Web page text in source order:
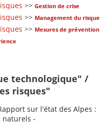
>> Gestion de crise
>> Management du risque
>> Mesures de prévention
technologique" /
risques"
sur l'état des Alpes :
naturels -